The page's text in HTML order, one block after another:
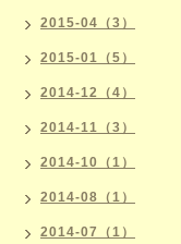
2015-04（3）
2015-01（5）
2014-12（4）
2014-11（3）
2014-10（1）
2014-08（1）
2014-07（1）